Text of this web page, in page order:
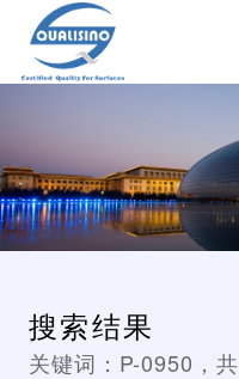
搜索结果
关键词： P-0950 ，共